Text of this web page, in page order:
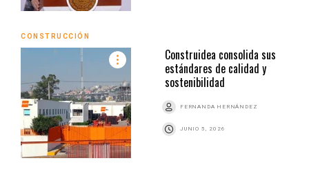
CONSTRUCCIÓN
Construidea consolida sus
estándares de calidad y
sostenibilidad
FERNANDA HERNÁNDEZ
JUNIO 5, 2026